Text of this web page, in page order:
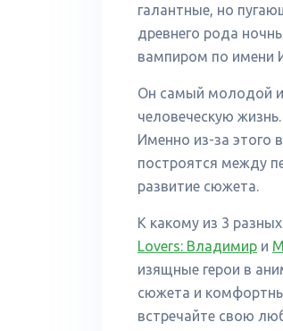
галантные, но
древнего рода
вампиром по имени
Он самый молодой
человеческую
Именно из-за этого
построятся между
развитие сюжета.
К какому из 3
Lovers: Владимир и
изящные герои в
сюжета и
встречайте свою